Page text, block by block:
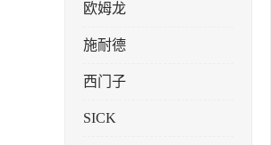
欧姆龙
施耐德
西门子
SICK